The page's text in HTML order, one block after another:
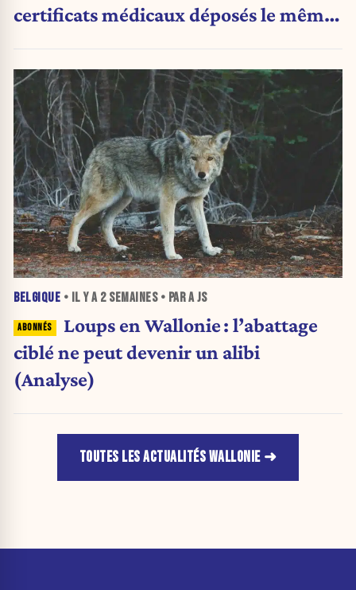
certificats médicaux déposés le même
BELGIQUE • IL Y A 2 SEMAINES• PAR A JS
Loups en Wallonie : l’abattage
ciblé ne peut devenir un alibi
(Analyse)
TOUTES LES ACTUALITÉS WALLONIE